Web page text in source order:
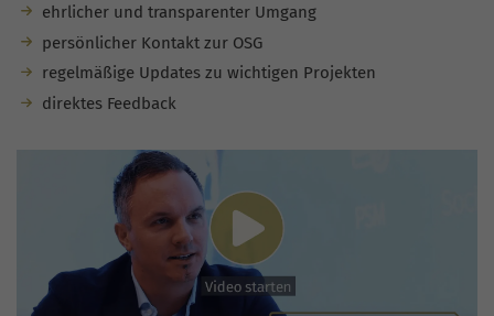
ehrlicher und transparenter Umgang
persönlicher Kontakt zur OSG
regelmäßige Updates zu wichtigen Projekten
direktes Feedback